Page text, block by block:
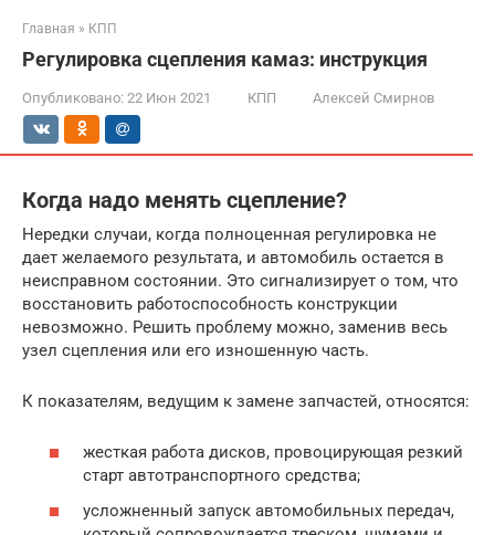
Главная » КПП
Регулировка сцепления камаз: инструкция
Опубликовано: 22 Июн 2021 КПП Алексей Смирнов
Когда надо менять сцепление?
Нередки случаи, когда полноценная регулировка не
дает желаемого результата, и автомобиль остается в
неисправном состоянии. Это сигнализирует о том, что
восстановить работоспособность конструкции
невозможно. Решить проблему можно, заменив весь
узел сцепления или его изношенную часть.
К показателям, ведущим к замене запчастей, относятся:
жесткая работа дисков, провоцирующая резкий
старт автотранспортного средства;
усложненный запуск автомобильных передач,